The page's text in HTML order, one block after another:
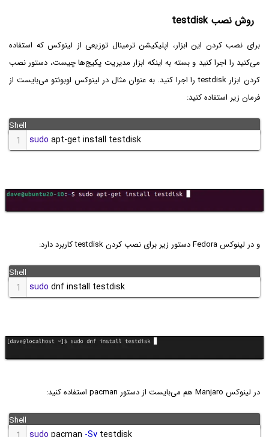
روش نصب testdisk
برای نصب کردن این ابزار، اپلیکیشن ترمینال توزیعی از لینوکس که استفاده
می‌کنید را اجرا کنید و بسته به اینکه ابزار مدیریت پکیج‌ها چیست، دستور نصب
کردن ابزار testdisk را اجرا کنید. به عنوان مثال در لینوکس اوبونتو می‌بایست از
فرمان زیر استفاده کنید:
1 sudo apt-get install testdisk
و در لینوکس Fedora دستور زیر برای نصب کردن testdisk کاربرد دارد:
1 sudo dnf install testdisk
در لینوکس Manjaro هم می‌بایست از دستور pacman استفاده کنید: